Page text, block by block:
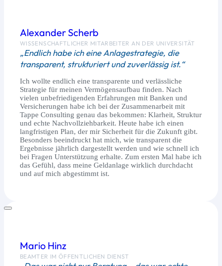
Alexander Scherb
WISSENSCHAFTLICHER MITARBEITER AN DER UNIVERSITÄT
„Endlich habe ich eine Anlagestrategie, die
transparent, strukturiert und zuverlässig ist.“
Ich wollte endlich eine transparente und verlässliche
Strategie für meinen Vermögensaufbau finden. Nach
vielen unbefriedigenden Erfahrungen mit Banken und
Versicherungen habe ich bei der Zusammenarbeit mit
Tappe Consulting genau das bekommen: Klarheit, Struktur
und echte Nachvollziehbarkeit. Heute habe ich einen
langfristigen Plan, der mir Sicherheit für die Zukunft gibt.
Besonders beeindruckt hat mich, wie transparent die
Ergebnisse jährlich dargestellt werden und wie schnell ich
bei Fragen Unterstützung erhalte. Zum ersten Mal habe ich
das Gefühl, dass meine Geldanlage wirklich durchdacht
und auf mich abgestimmt ist.
Mario Hinz
BEAMTER IM ÖFFENTLICHEN DIENST